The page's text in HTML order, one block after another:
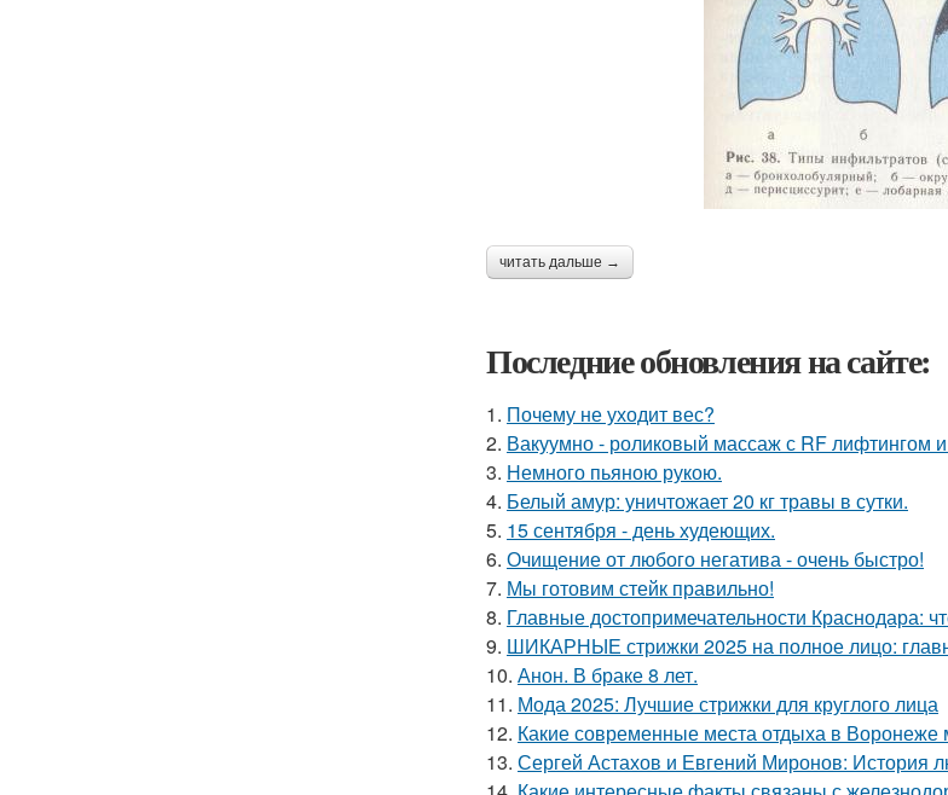
читать дальше →
Последние обновления на сайте:
1. Почему не уходит вес?
2. Вакуумно - роликовый массаж с RF лифтингом
3. Немного пьяною рукою.
4. Белый амур: уничтожает 20 кг травы в сутки.
5. 15 сентября - день худеющих.
6. Очищение от любого негатива - очень быстро!
7. Мы готовим стейк правильно!
8. Главные достопримечательности Краснодара:
9. ШИКАРНЫЕ стрижки 2025 на полное лицо:
10. Анон. В браке 8 лет.
11. Мода 2025: Лучшие стрижки для круглого лица
12. Какие современные места отдыха в
13. Сергей Астахов и Евгений Миронов: История